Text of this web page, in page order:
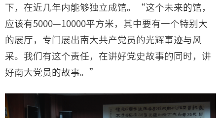
下，在近几年内能够独立成馆。“这个未来的馆，
应该有5000—10000平方米，其中要有一个特别大
的展厅，专门展出南大共产党员的光辉事迹与风
采。我们有这个责任，在讲好党史故事的同时，讲
好南大党员的故事。”